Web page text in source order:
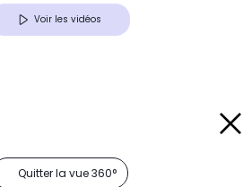
Voir les vidéos
Quitter la vue 360°